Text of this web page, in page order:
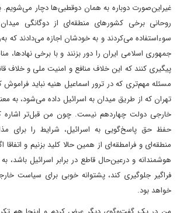
غیر‌این‌صورت دوباره به همان دوقطبی‌ها دچار می‌شویم.
روحانی برخی کشورهای منطقه‌ای از دوگانگی
سوءاستفاده می‌کردند و به خودشان اجازه می‌دادند که
جمهوری اسلامی ایران را دور بزنند و با برخی نهادها،
پیگیری کنند که این خلاف منافع و امنیت ملی و
مسئله مهم‌تری که در ترور اسماعیل هنیه نباید
تهران که از طریق میدان به اسرائیل داده می‌شود، به
خارجی دولت چهاردهم نیست. چون من قبل‌تر اشاره
حفظ حق پاسخ‌گویی به اسرائیل، شرایط را برای
منطقه‌ای و فرامطقه‌ای از همین حالا کلید بزنیم و
هوشمندانه و در‌عین‌حال قاطع در برابر اسرائیل
فراگیر جلوگیری کند، پشتوانه خوبی برای سیاست
خواهد بود.